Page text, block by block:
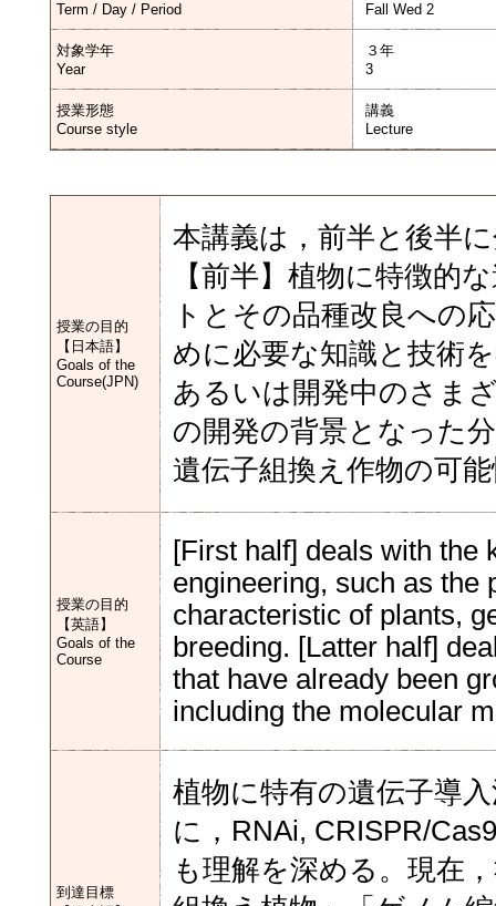
Term / Day / Period
Fall Wed 2
対象学年
Year
３年
3
授業形態
Course style
講義
Lecture
授業の目的
【日本語】
Goals of the
Course(JPN)
本講義は，前半と後半
【前半】植物に特徴的
トとその品種改良への
めに必要な知識と技術
あるいは開発中のさま
の開発の背景となった
遺伝子組換え作物の可
授業の目的
【英語】
Goals of the
Course
[First half] deals with the
engineering, such as the
characteristic of plants,
breeding. [Latter half]
that have already been
including the molecular
到達目標
植物に特有の遺伝子導
に，RNAi, CRISPR/
も理解を深める。現在